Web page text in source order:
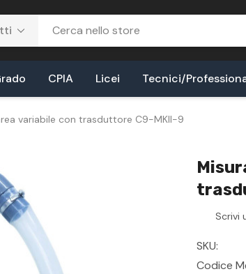
CPIA Licei Tecnici/
variabile con trasduttore C9-MKII-9
Scrivi
SKU:
Codice